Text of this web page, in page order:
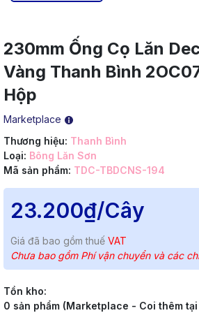
230mm Ống Cọ Lăn
Vàng Thanh Bình
Hộp
Marketplace
Thương hiệu: Thanh Bình
Loại: Bông Lăn Sơn
Mã sản phẩm: TDC-TBDCNS-194
23.200₫/Cây
Giá đã bao gồm thuế VAT
Chưa bao gồm Phí vận chuyển và các
Tồn kho:
0 sản phẩm (Marketplace - Coi thêm tại